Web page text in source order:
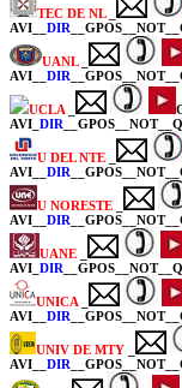
TEC DE NL
AVI__ DIR
UANL
AVI__ DIR
UCLA
AVI_ DIR
U DEL NTE
AVI__ DIR
U NORESTE
AVI__ DIR
UANE
AVI_ DIR
UNICA
AVI__ DIR
UNIV DE MTY
AVI__ DIR